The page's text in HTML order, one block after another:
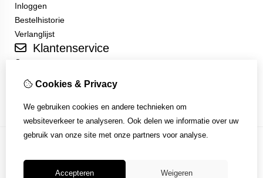
Inloggen
Bestelhistorie
Verlanglijst
Klantenservice
Contact
Algemene Voorwaarden
Cookies & Privacy
We gebruiken cookies en andere technieken om
websiteverkeer te analyseren. Ook delen we informatie over uw
gebruik van onze site met onze partners voor analyse.
Accepteren Weigeren